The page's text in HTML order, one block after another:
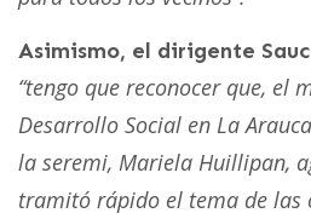
Asimismo, el dirigente
“tengo que reconocer que, el
Desarrollo Social en La
la seremi, Mariela Huillipan,
tramitó rápido el tema de las